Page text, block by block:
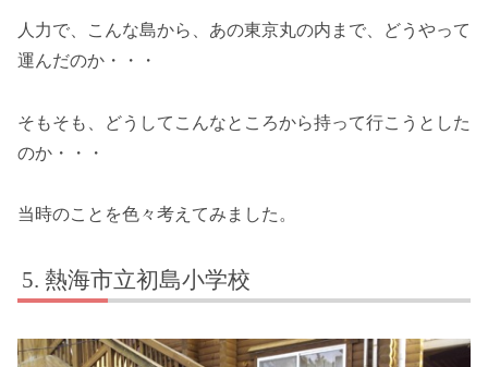
人力で、こんな島から、あの東京丸の内まで、どうやって
運んだのか・・・
そもそも、どうしてこんなところから持って行こうとした
のか・・・
当時のことを色々考えてみました。
熱海市立初島小学校